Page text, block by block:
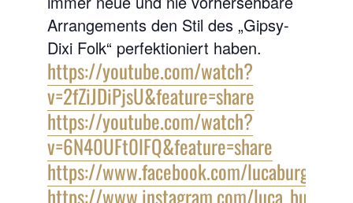
Arrangements den Stil des „Gipsy-
Dixi Folk“ perfektioniert haben.
https://youtube.com/watch?
v=2fZiJDiPjsU&feature=share
https://youtube.com/watch?
v=6N40UFt0lFQ&feature=share
https://www.facebook.com/
https://www.instagram.com/luca_burgio/